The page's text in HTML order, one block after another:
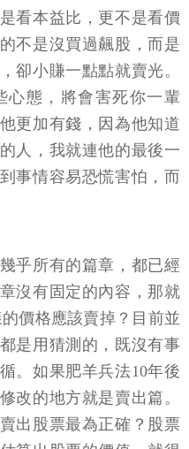
看本益比，更不是看價
不是沒買過飆股，而是
卻小賺一點點就賣光。
心態，將會害死你一輩
更加有錢，因為他知道
人，我就連他的最後一
事情容易恐慌害怕，而
乎所有的篇章，都已經
沒有固定的內容，那就
價格應該賣掉？目前並
是用猜測的，既沒有事
。如果肥羊兵法10年後
改的地方就是賣出篇。
出股票最為正確？股票